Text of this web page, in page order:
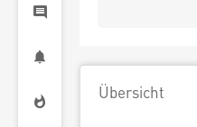
Übersicht